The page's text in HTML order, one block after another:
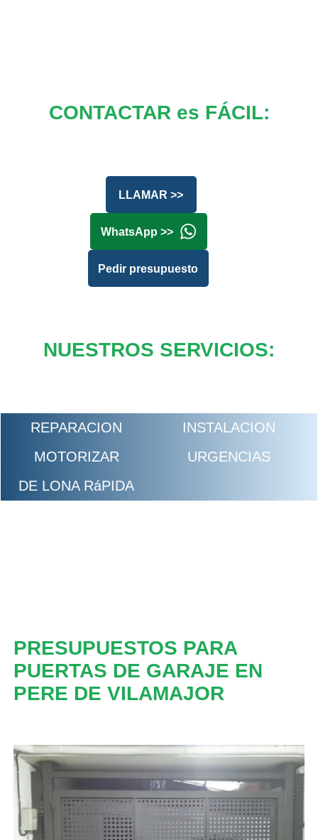
CONTACTAR es FÁCIL:
LLAMAR >>
WhatsApp >>
Pedir presupuesto
NUESTROS SERVICIOS:
REPARACION
INSTALACION
MOTORIZAR
URGENCIAS
DE LONA RáPIDA
PRESUPUESTOS PARA
PUERTAS DE GARAJE EN
PERE DE VILAMAJOR